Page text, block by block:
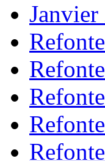
Janvier